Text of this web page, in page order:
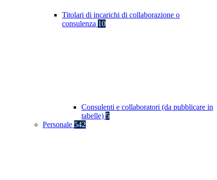
Titolari di incarichi di collaborazione o
consulenza 10
Consulenti e collaboratori (da pubblicare in
tabelle) 5
Personale 542